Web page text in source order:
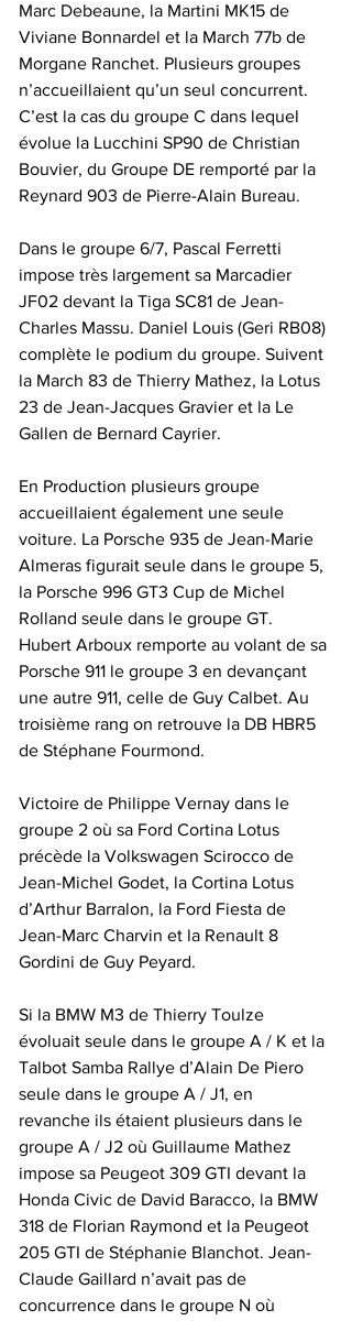
Marc Debeaune, la Martini MK15 de
Viviane Bonnardel et la March 77b de
Morgane Ranchet. Plusieurs groupes
n’accueillaient qu’un seul concurrent.
C’est la cas du groupe C dans lequel
évolue la Lucchini SP90 de Christian
Bouvier, du Groupe DE remporté par la
Reynard 903 de Pierre-Alain Bureau.
Dans le groupe 6/7, Pascal Ferretti
impose très largement sa Marcadier
JF02 devant la Tiga SC81 de Jean-
Charles Massu. Daniel Louis (Geri RB08)
complète le podium du groupe. Suivent
la March 83 de Thierry Mathez, la Lotus
23 de Jean-Jacques Gravier et la Le
Gallen de Bernard Cayrier.
En Production plusieurs groupe
accueillaient également une seule
voiture. La Porsche 935 de Jean-Marie
Almeras figurait seule dans le groupe 5,
la Porsche 996 GT3 Cup de Michel
Rolland seule dans le groupe GT.
Hubert Arboux remporte au volant de sa
Porsche 911 le groupe 3 en devançant
une autre 911, celle de Guy Calbet. Au
troisième rang on retrouve la DB HBR5
de Stéphane Fourmond.
Victoire de Philippe Vernay dans le
groupe 2 où sa Ford Cortina Lotus
précède la Volkswagen Scirocco de
Jean-Michel Godet, la Cortina Lotus
d’Arthur Barralon, la Ford Fiesta de
Jean-Marc Charvin et la Renault 8
Gordini de Guy Peyard.
Si la BMW M3 de Thierry Toulze
évoluait seule dans le groupe A / K et la
Talbot Samba Rallye d’Alain De Piero
seule dans le groupe A / J1, en
revanche ils étaient plusieurs dans le
groupe A / J2 où Guillaume Mathez
impose sa Peugeot 309 GTI devant la
Honda Civic de David Baracco, la BMW
318 de Florian Raymond et la Peugeot
205 GTI de Stéphanie Blanchot. Jean-
Claude Gaillard n’avait pas de
concurrence dans le groupe N où